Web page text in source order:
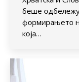
беше
формирањето
која…